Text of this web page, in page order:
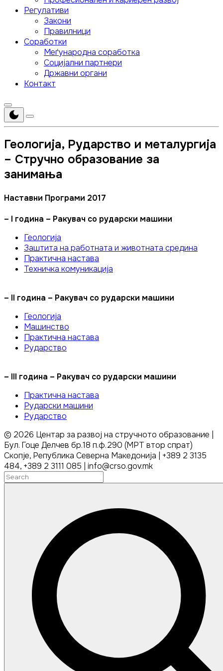
Регулативи
Закони
Правилници
Соработки
Меѓународна соработка
Социјални партнери
Државни органи
Контакт
Геологија, Рударство и металургија
– Стручно образование за
занимања
Наставни Програми 2017
– I година – Ракувач со рударски машини
Геологија
Заштита на работната и животната средина
Практична настава
Техничка комуникација
– II година – Ракувач со рударски машини
Геологија
Машинство
Практична настава
Рударство
– III година – Ракувач со рударски машини
Практична настава
Рударски машини
Рударство
© 2026 Центар за развој на стручното образование |
Бул. Гоце Делчев бр.18 п.ф.290 (МРТ втор спрат)
Скопје, Република Северна Македонија | +389 2 3135
484, +389 2 3111 085 | info@crso.gov.mk